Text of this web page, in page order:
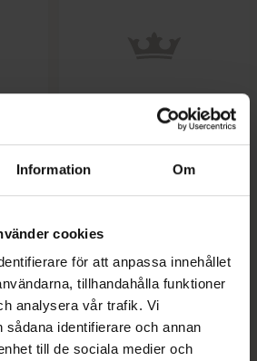
Information Om
cookies
för att anpassa innehållet
tillhandahålla funktioner
analysera vår trafik. Vi
sådana identifierare och annan
till de sociala medier och
Ointment Salva, 199 kr.
4.8 av 5 i omdöme
L-Mesitran Ointment
Salva
119 kr
Köp